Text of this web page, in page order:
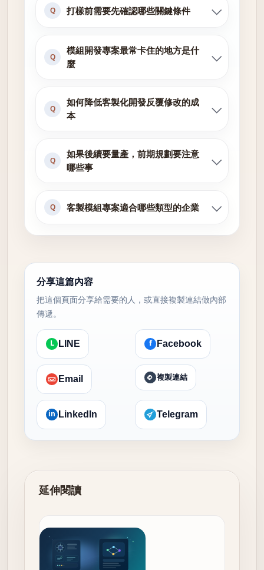
Q 打樣前需要先確認哪些關鍵條件
Q
模組開發專案最常卡住的地方是什
麼
Q
如何降低客製化開發反覆修改的成
本
Q
如果後續要量產，前期規劃要注意
哪些事
Q 客製模組專案適合哪些類型的企業
分享這篇內容
把這個頁面分享給需要的人，或直接複製連結做內部
傳遞。
L LINE f Facebook
Email 複製連結
in LinkedIn Telegram
延伸閱讀